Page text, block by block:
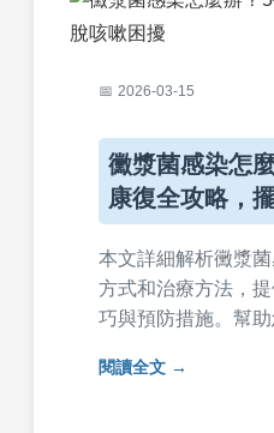
2026-03-15
黴漿菌感染怎
康復全攻略，
本文詳細解析黴漿
方式和治療方法，
巧與預防措施。幫
發。內容涵蓋抗生素
閱讀全文